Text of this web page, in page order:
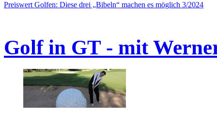
Preiswert Golfen: Diese drei „Bibeln“ machen es möglich 3/2024
Golf in GT - mit